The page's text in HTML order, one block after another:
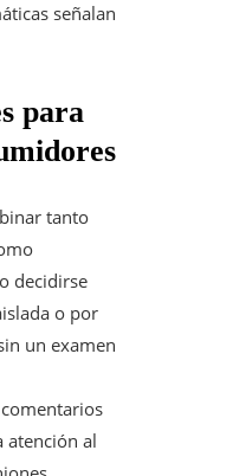
señalan
para
tanto
decidirse
o por
un examen
atención al